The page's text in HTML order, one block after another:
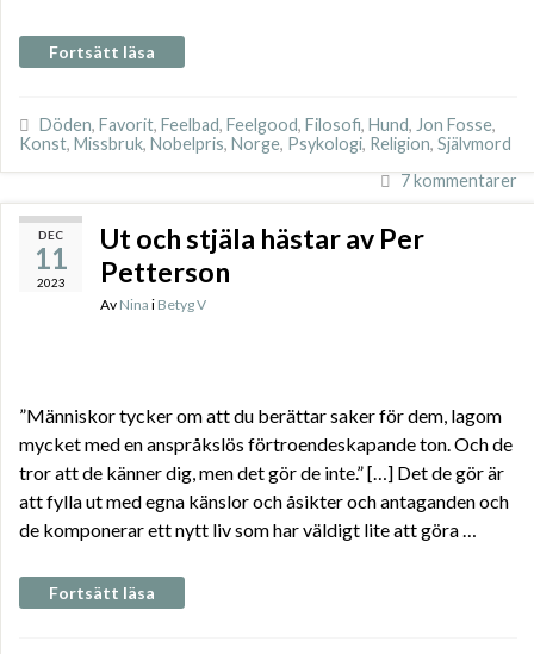
Fortsätt läsa
Döden, Favorit, Feelbad, Feelgood, Filosofi, Hund, Jon Fosse,
Konst, Missbruk, Nobelpris, Norge, Psykologi, Religion, Självmord
7 kommentarer
DEC
11
2023
Ut och stjäla hästar av Per
Petterson
Av Nina i Betyg V
”Människor tycker om att du berättar saker för dem, lagom
mycket med en anspråkslös förtroendeskapande ton. Och de
tror att de känner dig, men det gör de inte.” […] Det de gör är
att fylla ut med egna känslor och åsikter och antaganden och
de komponerar ett nytt liv som har väldigt lite att göra …
Fortsätt läsa